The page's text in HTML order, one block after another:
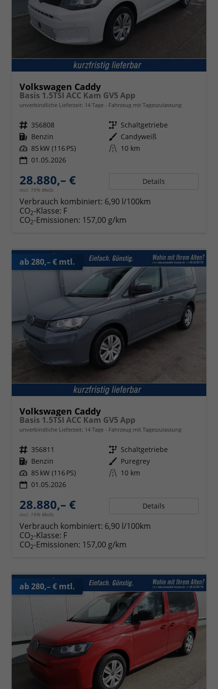
Volkswagen Caddy
Basis 1.5TSI ACC Kam GV5 App
unverbindliche Lieferzeit: 14 Tage Fahrzeug mit Tageszulassung
Fahrzeugnr. 356808 Getriebe Schaltgetriebe
Kraftstoff Benzin Außenfarbe Candyweiß
Leistung 85 kW (116 PS) Kilometerstand 10 km
01.05.2026
28.880,– €
incl. 19% MwSt.
Details
Verbrauch kombiniert: 6,90 l/100km
CO2-Klasse: F
CO2-Emissionen: 157,00 g/km
ab 280,– € mtl.
Volkswagen Caddy
Basis 1.5TSI ACC Kam GV5 App
unverbindliche Lieferzeit: 14 Tage Fahrzeug mit Tageszulassung
Fahrzeugnr. 356811 Getriebe Schaltgetriebe
Kraftstoff Benzin Außenfarbe Puregrey
Leistung 85 kW (116 PS) Kilometerstand 10 km
01.05.2026
28.880,– €
incl. 19% MwSt.
Details
Verbrauch kombiniert: 6,90 l/100km
CO2-Klasse: F
CO2-Emissionen: 157,00 g/km
ab 280,– € mtl.